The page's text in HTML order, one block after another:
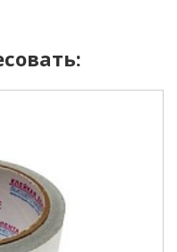
и снижения
работ.
односторонняя.